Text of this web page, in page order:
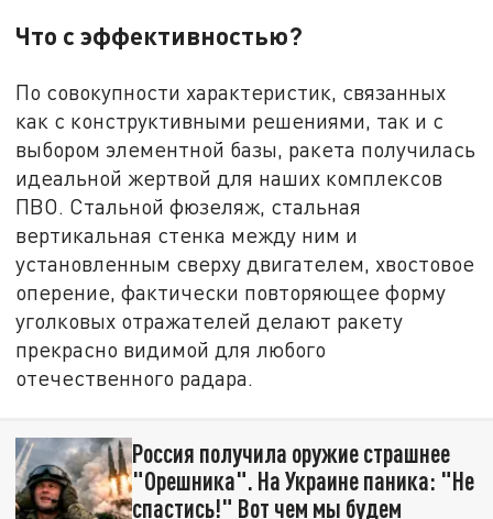
Что с эффективностью?
По совокупности характеристик, связанных
как с конструктивными решениями, так и с
выбором элементной базы, ракета получилась
идеальной жертвой для наших комплексов
ПВО. Стальной фюзеляж, стальная
вертикальная стенка между ним и
установленным сверху двигателем, хвостовое
оперение, фактически повторяющее форму
уголковых отражателей делают ракету
прекрасно видимой для любого
отечественного радара.
Россия получила оружие страшнее
"Орешника". На Украине паника: "Не
спастись!" Вот чем мы будем